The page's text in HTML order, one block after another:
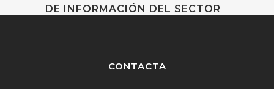
DE INFORMACIÓN DEL SECTOR
CONTACTA